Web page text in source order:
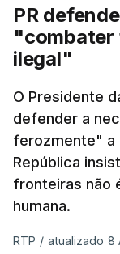
articulação
Nacional e a
apreendida
em todo o ano
A ação de
de
utilizam a costa
c/ Lusa
PR
"combater
ilegal"
O Presidente
defender a
ferozmente" a
República
fronteiras não
humana.
RTP / atualizado 8